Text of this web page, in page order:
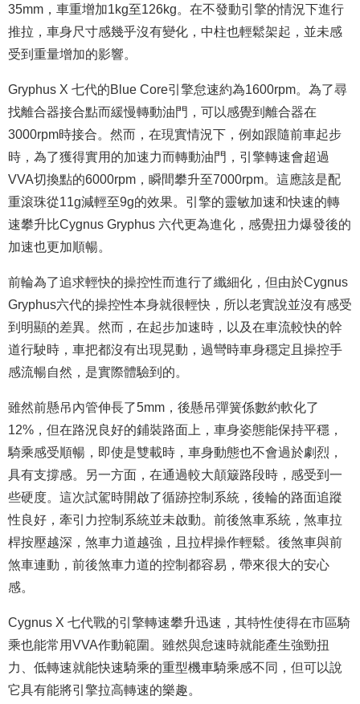
35mm，車重增加1kg至126kg。在不發動引擎的情況下進行
推拉，車身尺寸感幾乎沒有變化，中柱也輕鬆架起，並未感
受到重量增加的影響。
Gryphus X 七代的Blue Core引擎怠速約為1600rpm。為了尋
找離合器接合點而緩慢轉動油門，可以感覺到離合器在
3000rpm時接合。然而，在現實情況下，例如跟隨前車起步
時，為了獲得實用的加速力而轉動油門，引擎轉速會超過
VVA切換點的6000rpm，瞬間攀升至7000rpm。這應該是配
重滾珠從11g減輕至9g的效果。引擎的靈敏加速和快速的轉
速攀升比Cygnus Gryphus 六代更為進化，感覺扭力爆發後的
加速也更加順暢。
前輪為了追求輕快的操控性而進行了纖細化，但由於Cygnus
Gryphus六代的操控性本身就很輕快，所以老實說並沒有感受
到明顯的差異。然而，在起步加速時，以及在車流較快的幹
道行駛時，車把都沒有出現晃動，過彎時車身穩定且操控手
感流暢自然，是實際體驗到的。
雖然前懸吊內管伸長了5mm，後懸吊彈簧係數約軟化了
12%，但在路況良好的鋪裝路面上，車身姿態能保持平穩，
騎乘感受順暢，即使是雙載時，車身動態也不會過於劇烈，
具有支撐感。另一方面，在通過較大顛簸路段時，感受到一
些硬度。這次試駕時開啟了循跡控制系統，後輪的路面追蹤
性良好，牽引力控制系統並未啟動。前後煞車系統，煞車拉
桿按壓越深，煞車力道越強，且拉桿操作輕鬆。後煞車與前
煞車連動，前後煞車力道的控制都容易，帶來很大的安心
感。
Cygnus X 七代戰的引擎轉速攀升迅速，其特性使得在市區騎
乘也能常用VVA作動範圍。雖然與怠速時就能產生強勁扭
力、低轉速就能快速騎乘的重型機車騎乘感不同，但可以說
它具有能將引擎拉高轉速的樂趣。